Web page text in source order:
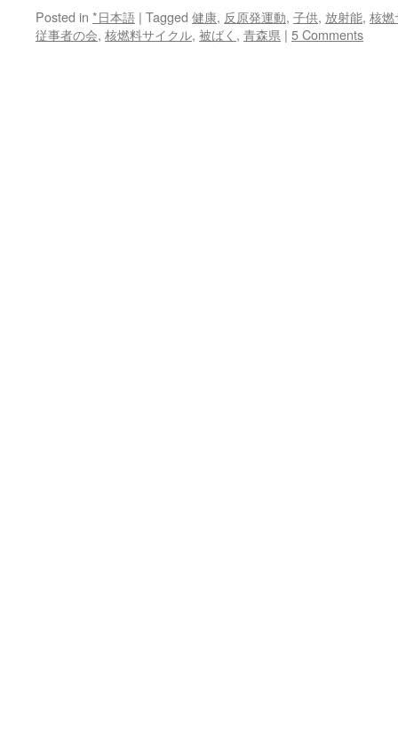
Posted in *日本語 | Tagged 健康, 反原発運動, 子供, 放射能, 核燃
従事者の会, 核燃料サイクル, 被ばく , 青森県 | 5 Comments